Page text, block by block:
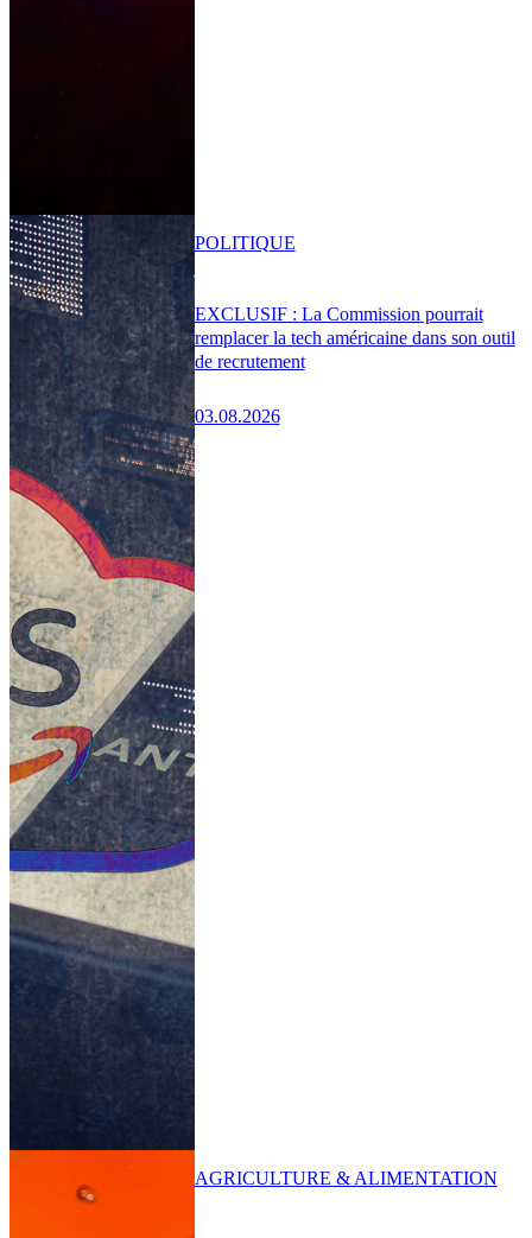
EXCLUSIF : La Commission pourrait
remplacer la tech américaine dans son outil
de recrutement
03.08.2026
POLITIQUE
AGRICULTURE & ALIMENTATION